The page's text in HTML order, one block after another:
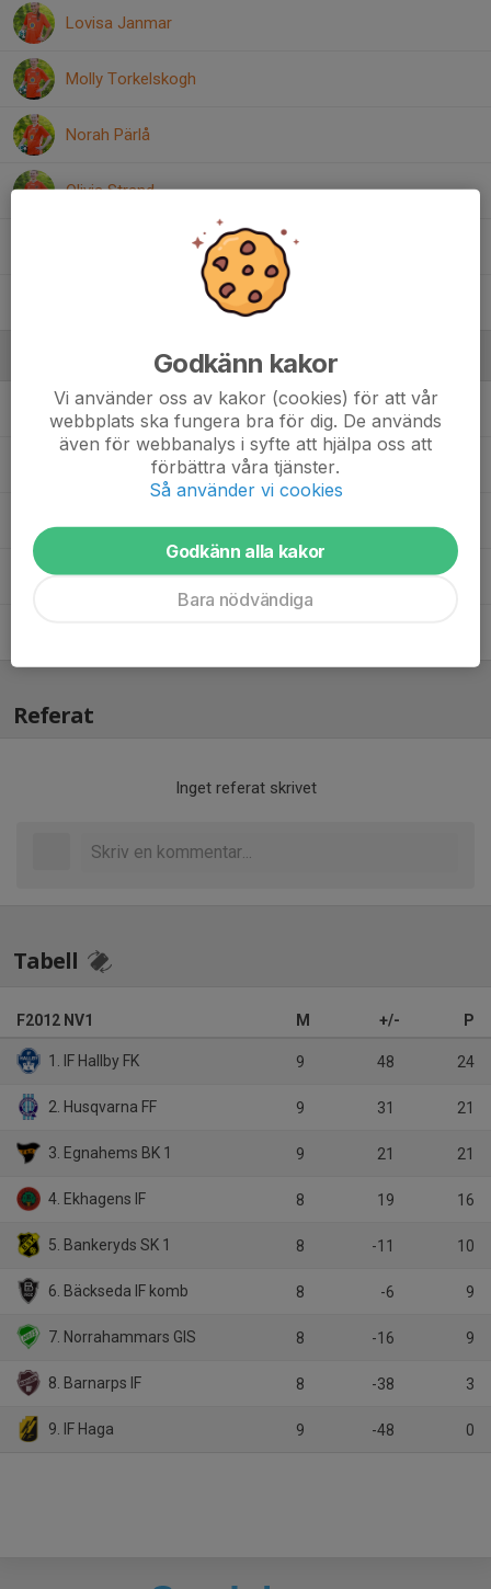
Lovisa Janmar
Molly Torkelskogh
Norah Pärlå
Olivia Strand
Christian Janmar Ledare
Christian NilssonLedare
Johan ForsanderLedare
Referat
Inget referat skrivet
Tabell
F2012 NV1 M +/- P
1. IF Hallby FK 9 48 24
2. Husqvarna FF 9 31 21
3. Egnahems BK 1 9 21 21
4. Ekhagens IF 8 19 16
5. Bankeryds SK 1 8 -11 10
6. Bäckseda IF komb 8 -6 9
7. Norrahammars GIS 8 -16 9
8. Barnarps IF 8 -38 3
9. IF Haga 9 -48 0
Godkänn kakor
Vi använder oss av kakor (cookies) för att vår
webbplats ska fungera bra för dig. De används
även för webbanalys i syfte att hjälpa oss att
förbättra våra tjänster.
Så använder vi cookies
Godkänn alla kakor
Bara nödvändiga